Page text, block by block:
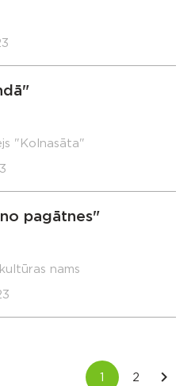
"Kolnasāta"
pagātnes"
nams